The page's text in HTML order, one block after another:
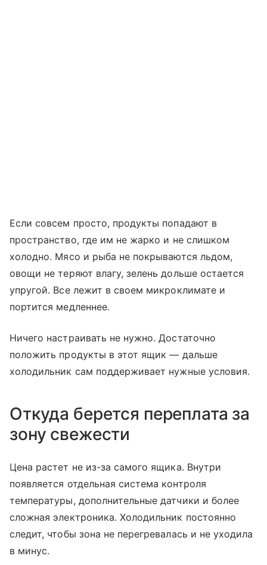
Если совсем просто, продукты попадают в
пространство, где им не жарко и не слишком
холодно. Мясо и рыба не покрываются льдом,
овощи не теряют влагу, зелень дольше остается
упругой. Все лежит в своем микроклимате и
портится медленнее.
Ничего настраивать не нужно. Достаточно
положить продукты в этот ящик — дальше
холодильник сам поддерживает нужные условия.
Откуда берется переплата за
зону свежести
Цена растет не из-за самого ящика. Внутри
появляется отдельная система контроля
температуры, дополнительные датчики и более
сложная электроника. Холодильник постоянно
следит, чтобы зона не перегревалась и не уходила
в минус.